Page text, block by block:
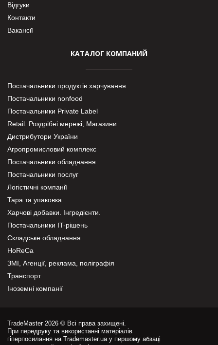
Відгуки
Контакти
Вакансії
КАТАЛОГ КОМПАНИЙ
Постачальники продуктів харчування
Постачальники nonfood
Постачальники Private Label
Retail. Роздрібні мережі, Магазини
Дистрибутори України
Агропромисловий комплекс
Постачальники обладнання
Постачальники послуг
Логістичні компанії
Тара та упаковка
Харчові добавки. Інгредієнти.
Постачальники IT-рішень
Складське обладнання
HoReCa
ЗМІ, Агенції, реклама, поліграфія
Транспорт
Іноземні компанії
TradeMaster 2026 © Всі права захищені.
При передруку та використанні матеріалів
гіперпосилання на Trademaster.ua у першому абзаці